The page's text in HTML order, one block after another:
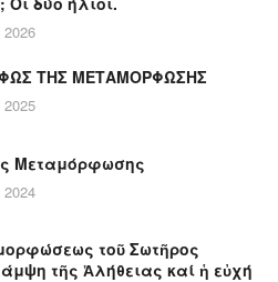
ΤΗΣ ΜΕΤΑΜΟΡΦΩΣΗΣ
Μεταμόρφωσης
τοῦ Σωτῆρος
τῆς Ἀλήθειας καί ἡ εὐχή